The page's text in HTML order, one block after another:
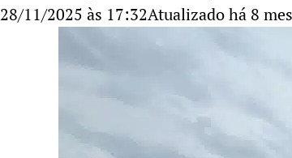
28/11/2025 às 17:32Atualizado há 8